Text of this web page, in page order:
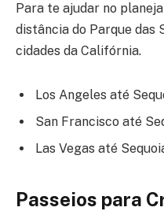
Para te ajudar no
distância do Parque das
cidades da Califórnia.
Los Angeles até
San Francisco até
Las Vegas até
Passeios para